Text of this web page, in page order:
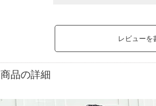
レビューを
商品の詳細